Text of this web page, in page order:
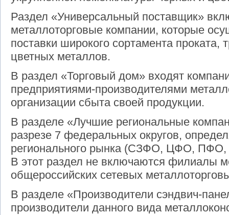
Раздел «Универсальный поставщик»
металлоторговые компании, которые
поставки широкого сортамента проката,
цветных металлов.
В раздел «Торговый дом» входят
предприятиями-производителями
организации сбыта своей продукции.
В разделе «Лучшие региональные
разрезе 7 федеральных округов,
регионального рынка (СЗФО, ЦФО,
В этот раздел не включаются филиалы
общероссийских сетевых
В разделе «Производители сэндвич-
производители данного вида